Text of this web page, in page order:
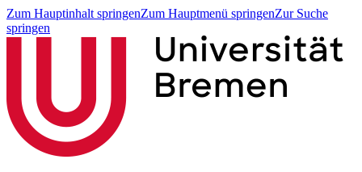
Zum Hauptinhalt springenZum Hauptmenü springenZur Suche
springen